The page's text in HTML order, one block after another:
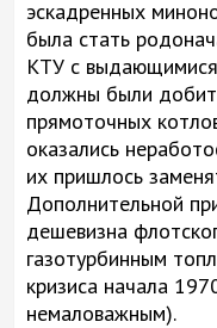
эскадренных
была стать
КТУ с выдающимися
должны были
прямоточных
оказались
их пришлось
Дополнительной
дешевизна
газотурбинным
кризиса начала
немаловажным).